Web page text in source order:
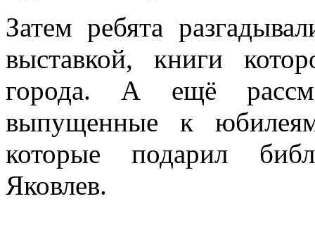
Затем ребята
выставкой, книги
города. А ещё
выпущенные к
которые подарил
Яковлев.